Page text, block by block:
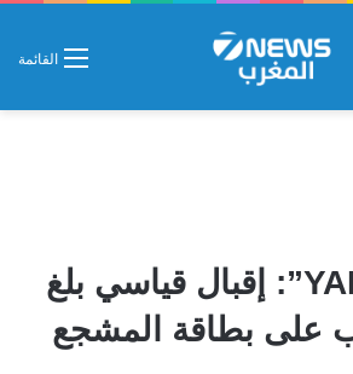
القائمة
تطبيق “YALLA”: إقبال قياسي بلغ